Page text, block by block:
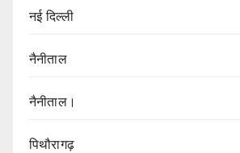
नई दिल्ली
नैनीताल
नैनीताल।
पिथौरागढ़